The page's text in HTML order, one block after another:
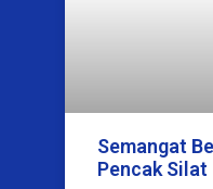
Semangat
Pencak Silat